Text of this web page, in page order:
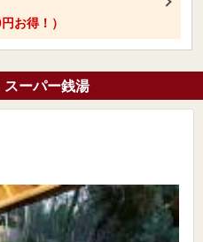
お得！）
スーパー銭湯